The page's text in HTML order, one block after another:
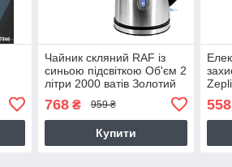
Чайник скляний RAF із
синьою підсвіткою Об'єм 2
літри 2000 ватів Золотий
768₴ 959 ₴
Купити
558